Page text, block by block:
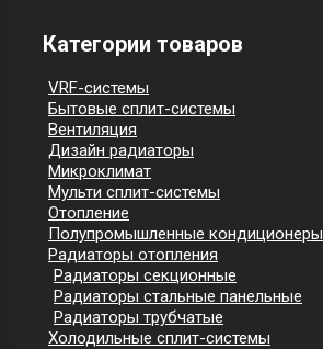
Категории товаров
VRF-системы
Бытовые сплит-системы
Вентиляция
Дизайн радиаторы
Микроклимат
Мульти сплит-системы
Отопление
Полупромышленные кондиционеры
Радиаторы отопления
Радиаторы секционные
Радиаторы стальные панельные
Радиаторы трубчатые
Холодильные сплит-системы